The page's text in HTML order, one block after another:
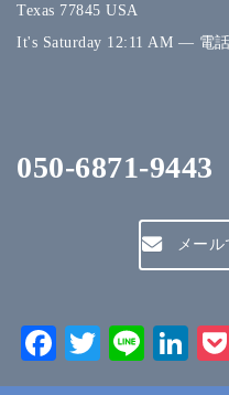
Texas 77845 USA
It's Saturday 12:11 AM — 電
050-6871-9443
メー
Facebook
Twitter
Line